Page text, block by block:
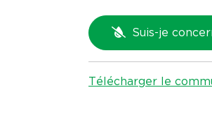
Suis-je
Télécharger le